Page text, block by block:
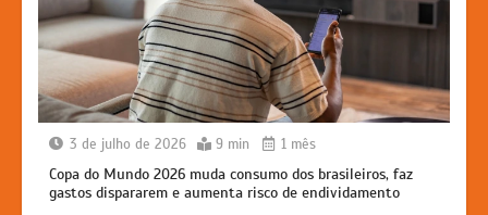
3 de julho de 2026 9 min 1 mês
Copa do Mundo 2026 muda consumo dos brasileiros, faz
gastos dispararem e aumenta risco de endividamento